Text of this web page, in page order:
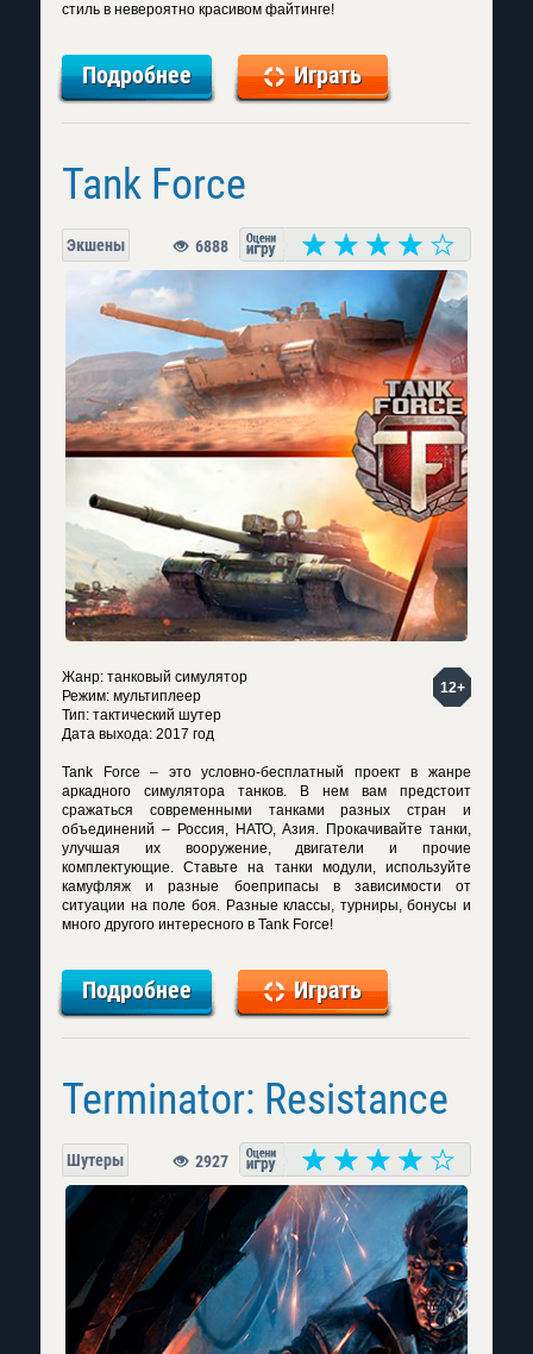
стиль в невероятно красивом файтинге!
Подробнее Играть
Tank Force
Экшены 6888
12+
Жанр: танковый симулятор
Режим: мультиплеер
Тип: тактический шутер
Дата выхода: 2017 год
Tank Force – это условно-бесплатный проект в жанре
аркадного симулятора танков. В нем вам предстоит
сражаться современными танками разных стран и
объединений – Россия, НАТО, Азия. Прокачивайте танки,
улучшая их вооружение, двигатели и прочие
комплектующие. Ставьте на танки модули, используйте
камуфляж и разные боеприпасы в зависимости от
ситуации на поле боя. Разные классы, турниры, бонусы и
много другого интересного в Tank Force!
Подробнее Играть
Terminator: Resistance
Шутеры 2927